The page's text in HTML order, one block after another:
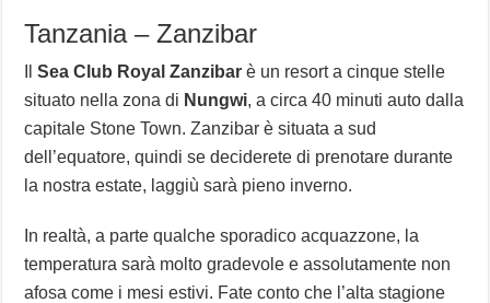
Tanzania – Zanzibar
IlSea Club Royal Zanzibar è un resort a cinque stelle
situato nella zona di Nungwi, a circa 40 minuti auto dalla
capitale Stone Town. Zanzibar è situata a sud
dell’equatore, quindi se deciderete di prenotare durante
la nostra estate, laggiù sarà pieno inverno.
In realtà, a parte qualche sporadico acquazzone, la
temperatura sarà molto gradevole e assolutamente non
afosa come i mesi estivi. Fate conto che l’alta stagione